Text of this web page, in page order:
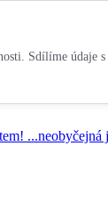
Sdílíme
...neobyčejná